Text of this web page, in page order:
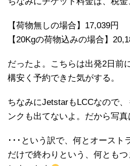
【荷物無しの場合】17,039円
【20Kgの荷物込みの場合】
だったよ。こちらは出発2日前
構安く予約できた気がする。
ちなみにJetstarもLCCなので
ンクも出てないよ。だから写真
･･･という訳で、何とオースト
だけで終わりという、何とも